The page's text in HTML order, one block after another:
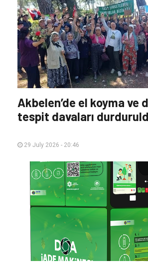
Akbelen’de el koyma ve
tespit davaları
29 July 2026 - 20:46